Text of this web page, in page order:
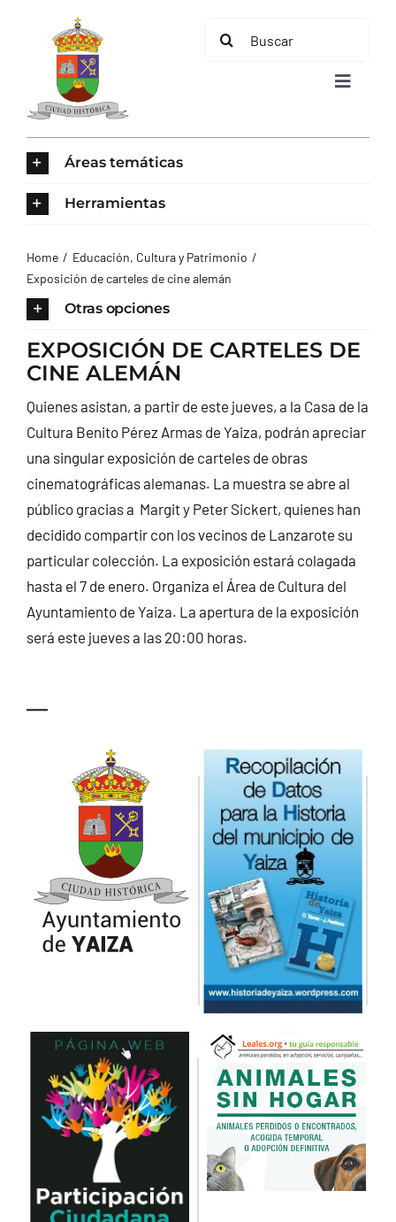
contenido
Buscar:
Toggle
AYUNTAMIENTO
TURISMO
Áreas temáticas
Herramientas
Home
Educación, Cultura y Patrimonio
Exposición de carteles de cine alemán
Otras opciones
EXPOSICIÓN DE CARTELES DE
CINE ALEMÁN
Quienes asistan, a partir de este jueves, a la Casa de la
Cultura Benito Pérez Armas de Yaiza, podrán apreciar
una singular exposición de carteles de obras
cinematográficas alemanas. La muestra se abre al
público gracias a Margit y Peter Sickert, quienes han
decidido compartir con los vecinos de Lanzarote su
particular colección. La exposición estará colagada
hasta el 7 de enero. Organiza el Área de Cultura del
Ayuntamiento de Yaiza. La apertura de la exposición
será este jueves a las 20:00 horas.
—